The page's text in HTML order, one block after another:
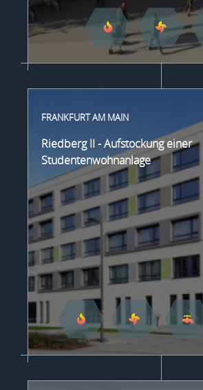
FRANKFURT AM MAIN
Riedberg II - Aufstockung einer
Studentenwohnanlage